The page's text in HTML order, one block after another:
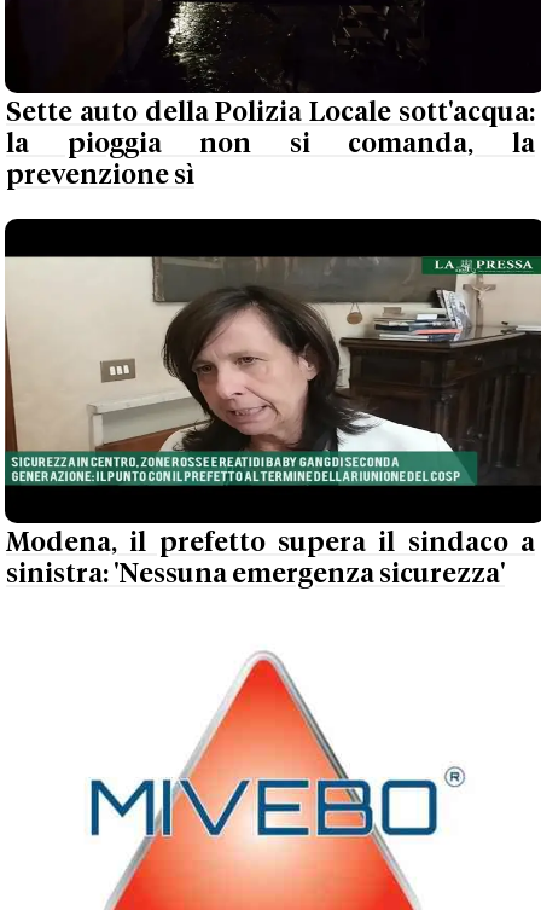
Sette auto della Polizia Locale sott'acqua:
la pioggia non si comanda, la
prevenzione sì
Modena, il prefetto supera il sindaco a
sinistra: 'Nessuna emergenza sicurezza'